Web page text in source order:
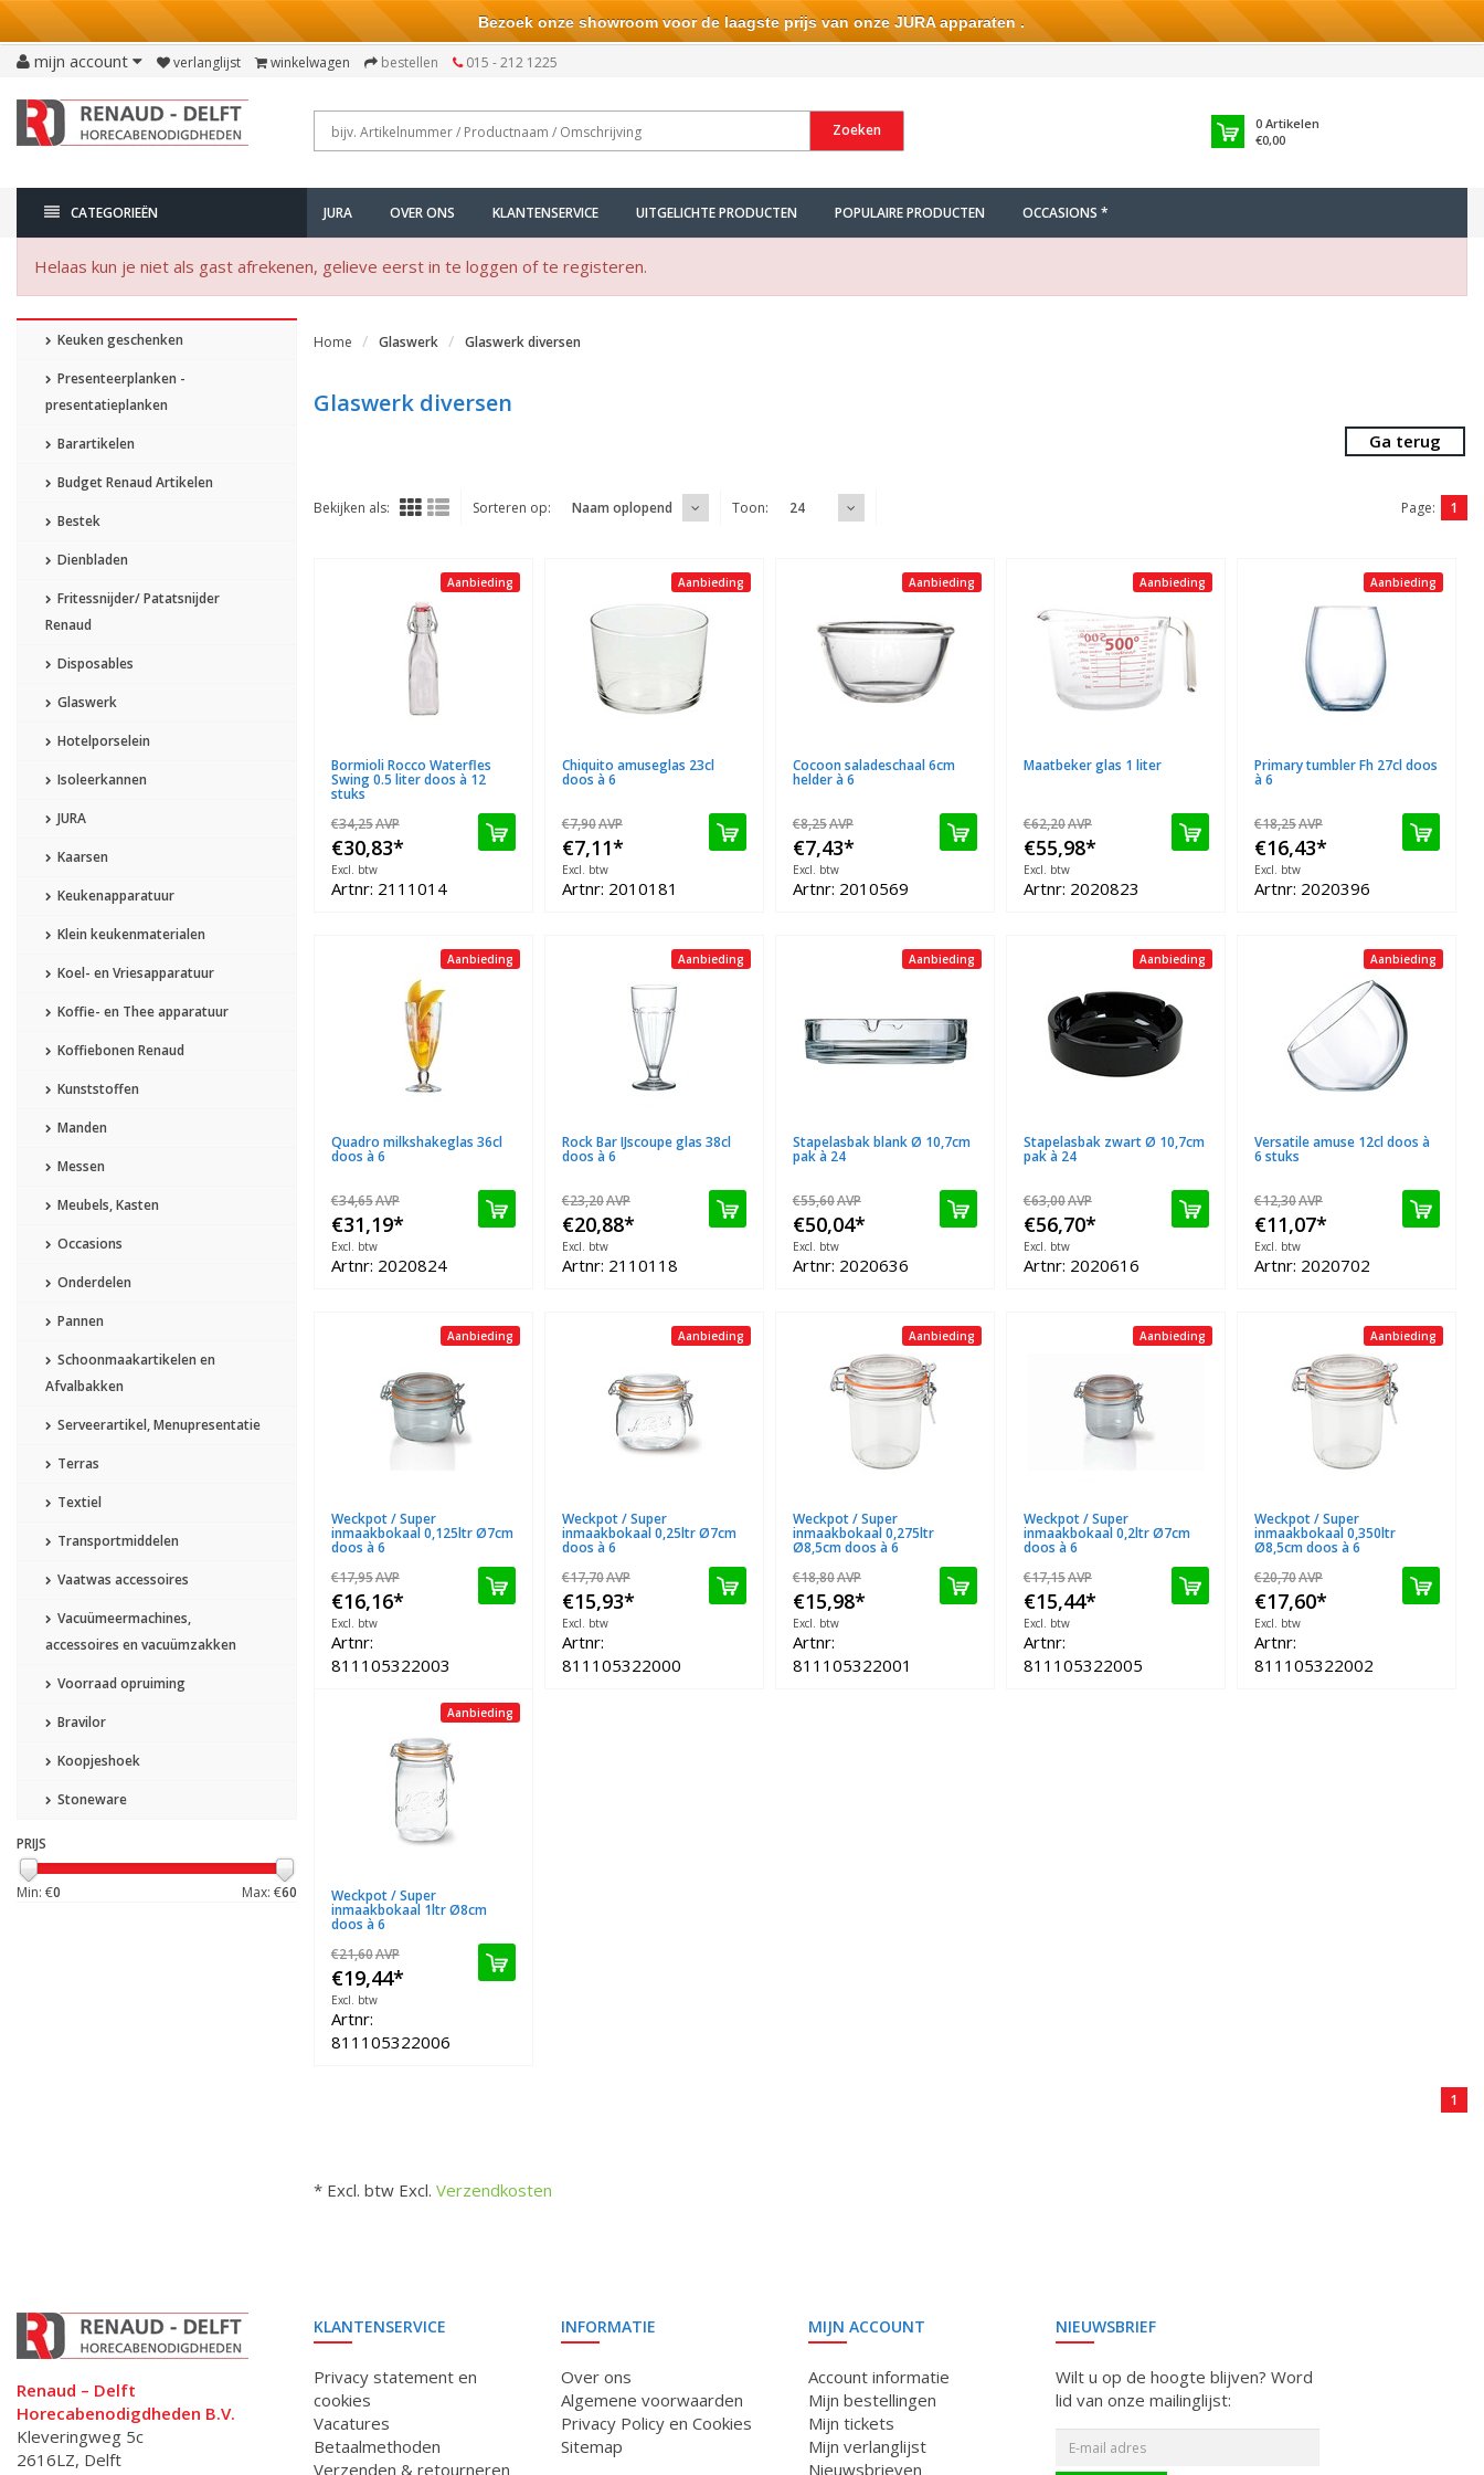
mijn account verlanglijst winkelwagen bestellen 015 - 212 1225
Zoeken 0Artikelen
€0,00
CATEGORIEËN JURA OVER ONS KLANTENSERVICE UITGELICHTE PRODUCTEN POPULAIRE PRODUCTEN OCCASIONS *
Helaas kun je niet als gast afrekenen, gelieve eerst in te loggen of te registeren.
Keuken geschenken
Presenteerplanken -
presentatieplanken
Barartikelen
Budget Renaud Artikelen
Bestek
Dienbladen
Fritessnijder/ Patatsnijder
Renaud
Disposables
Glaswerk
Hotelporselein
Isoleerkannen
JURA
Kaarsen
Keukenapparatuur
Klein keukenmaterialen
Koel- en Vriesapparatuur
Koffie- en Thee apparatuur
Koffiebonen Renaud
Kunststoffen
Manden
Messen
Meubels, Kasten
Occasions
Onderdelen
Pannen
Schoonmaakartikelen en
Afvalbakken
Serveerartikel, Menupresentatie
Terras
Textiel
Transportmiddelen
Vaatwas accessoires
Vacuümeermachines,
accessoires en vacuümzakken
Voorraad opruiming
Bravilor
Koopjeshoek
Stoneware
PRIJS
Min: €0 Max: €60
Home Glaswerk Glaswerk diversen
Glaswerk diversen
Ga terug
Bekijken als: Sorteren op: Naam oplopend Toon: 24 Page: 1
Aanbieding
Bormioli Rocco Waterfles
Swing 0.5 liter doos à 12
stuks
€34,25AVP
€30,83*
Excl. btw
Artnr: 2111014
Aanbieding
Chiquito amuseglas 23cl
doos à 6
€7,90AVP
€7,11*
Excl. btw
Artnr: 2010181
Aanbieding
Cocoon saladeschaal 6cm
helder à 6
€8,25AVP
€7,43*
Excl. btw
Artnr: 2010569
Aanbieding
Maatbeker glas 1 liter
€62,20AVP
€55,98*
Excl. btw
Artnr: 2020823
Aanbieding
Primary tumbler Fh 27cl doos
à 6
€18,25AVP
€16,43*
Excl. btw
Artnr: 2020396
Aanbieding
Quadro milkshakeglas 36cl
doos à 6
€34,65AVP
€31,19*
Excl. btw
Artnr: 2020824
Aanbieding
Rock Bar IJscoupe glas 38cl
doos à 6
€23,20AVP
€20,88*
Excl. btw
Artnr: 2110118
Aanbieding
Stapelasbak blank Ø 10,7cm
pak à 24
€55,60AVP
€50,04*
Excl. btw
Artnr: 2020636
Aanbieding
Stapelasbak zwart Ø 10,7cm
pak à 24
€63,00AVP
€56,70*
Excl. btw
Artnr: 2020616
Aanbieding
Versatile amuse 12cl doos à
6 stuks
€12,30AVP
€11,07*
Excl. btw
Artnr: 2020702
Aanbieding
Weckpot / Super
inmaakbokaal 0,125ltr Ø7cm
doos à 6
€17,95AVP
€16,16*
Excl. btw
Artnr:
811105322003
Aanbieding
Weckpot / Super
inmaakbokaal 0,25ltr Ø7cm
doos à 6
€17,70AVP
€15,93*
Excl. btw
Artnr:
811105322000
Aanbieding
Weckpot / Super
inmaakbokaal 0,275ltr
Ø8,5cm doos à 6
€18,80AVP
€15,98*
Excl. btw
Artnr:
811105322001
Aanbieding
Weckpot / Super
inmaakbokaal 0,2ltr Ø7cm
doos à 6
€17,15AVP
€15,44*
Excl. btw
Artnr:
811105322005
Aanbieding
Weckpot / Super
inmaakbokaal 0,350ltr
Ø8,5cm doos à 6
€20,70AVP
€17,60*
Excl. btw
Artnr:
811105322002
Aanbieding
Weckpot / Super
inmaakbokaal 1ltr Ø8cm
doos à 6
€21,60AVP
€19,44*
Excl. btw
Artnr:
811105322006
1
* Excl. btw Excl. Verzendkosten
Renaud – Delft
Horecabenodigdheden B.V.
Kleveringweg 5c
2616LZ, Delft
KLANTENSERVICE
Privacy statement en
cookies
Vacatures
Betaalmethoden
Verzenden & retourneren
INFORMATIE
Over ons
Algemene voorwaarden
Privacy Policy en Cookies
Sitemap
MIJN ACCOUNT
Account informatie
Mijn bestellingen
Mijn tickets
Mijn verlanglijst
Nieuwsbrieven
NIEUWSBRIEF
Wilt u op de hoogte blijven? Word
lid van onze mailinglijst:
Bezoek onze showroom voor de laagste prijs van onze JURA apparaten .